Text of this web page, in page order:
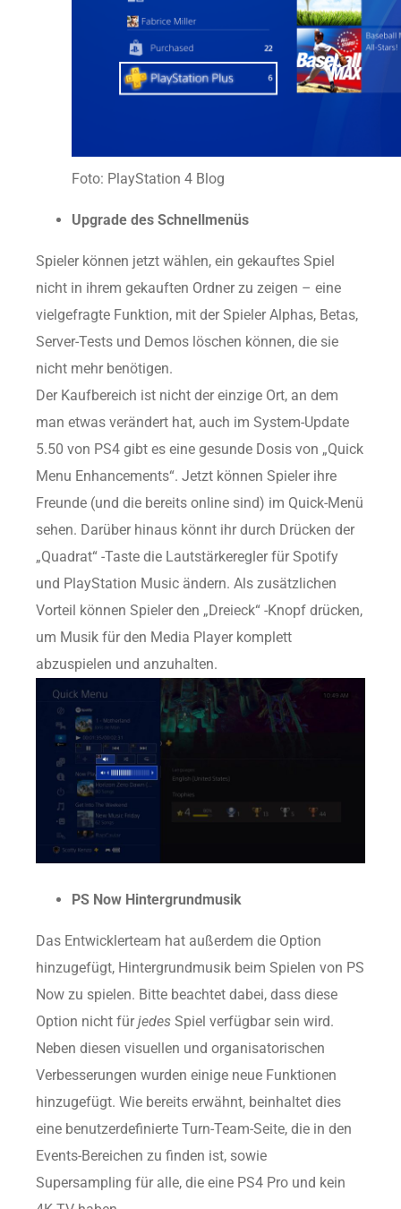
Foto: PlayStation 4 Blog
Upgrade des Schnellmenüs
Spieler können jetzt wählen, ein gekauftes Spiel
nicht in ihrem gekauften Ordner zu zeigen – eine
vielgefragte Funktion, mit der Spieler Alphas, Betas,
Server-Tests und Demos löschen können, die sie
nicht mehr benötigen.
Der Kaufbereich ist nicht der einzige Ort, an dem
man etwas verändert hat, auch im System-Update
5.50 von PS4 gibt es eine gesunde Dosis von „Quick
Menu Enhancements“. Jetzt können Spieler ihre
Freunde (und die bereits online sind) im Quick-Menü
sehen. Darüber hinaus könnt ihr durch Drücken der
„Quadrat“ -Taste die Lautstärkeregler für Spotify
und PlayStation Music ändern. Als zusätzlichen
Vorteil können Spieler den „Dreieck“ -Knopf drücken,
um Musik für den Media Player komplett
abzuspielen und anzuhalten.
PS Now Hintergrundmusik
Das Entwicklerteam hat außerdem die Option
hinzugefügt, Hintergrundmusik beim Spielen von PS
Now zu spielen. Bitte beachtet dabei, dass diese
Option nicht fürjedes Spiel verfügbar sein wird.
Neben diesen visuellen und organisatorischen
Verbesserungen wurden einige neue Funktionen
hinzugefügt. Wie bereits erwähnt, beinhaltet dies
eine benutzerdefinierte Turn-Team-Seite, die in den
Events-Bereichen zu finden ist, sowie
Supersampling für alle, die eine PS4 Pro und kein